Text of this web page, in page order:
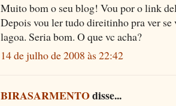
Muito bom o seu blog! Vou por o link
Depois vou ler tudo direitinho pra ver se
lagoa. Seria bom. O que vc acha?
14 de julho de 2008 às 22:42
BIRASARMENTOdisse...